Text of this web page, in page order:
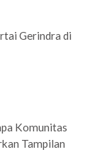
Gerindra di
Komunitas
Tampilan